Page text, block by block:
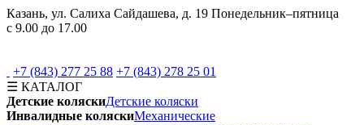
Казань, ул. Салиха Сайдашева, д. 19 Понедельник–пятница
с 9.00 до 17.00
+7 (843) 277 25 88 +7 (843) 278 25 01
☰ КАТАЛОГ
Детские коляскиДетские коляски
Инвалидные коляскиМеханические